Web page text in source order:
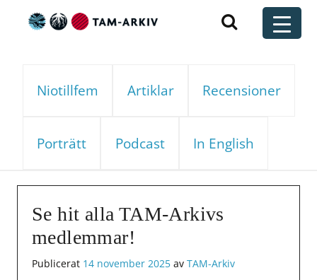
Huvudnavigering
Niotillfem Artiklar Recensioner
Porträtt Podcast In English
Se hit alla TAM-Arkivs
medlemmar!
Publicerat 14 november 2025 av TAM-Arkiv